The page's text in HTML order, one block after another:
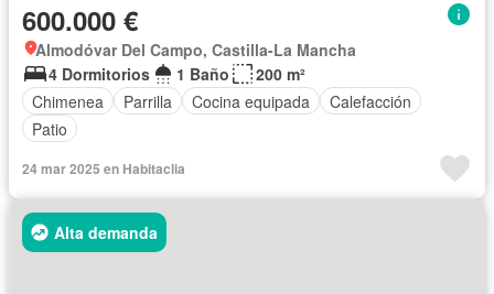
600.000 €
Almodóvar Del Campo, Castilla-La Mancha
4 Dormitorios
1 Baño
200 m²
Chimenea
Parrilla Cocina equipada
Calefacción
Patio
24 mar 2025 en Habitaclia
Alta demanda